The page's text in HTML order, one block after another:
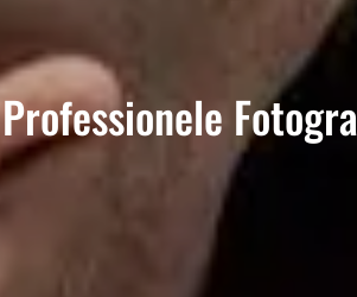
Professionele